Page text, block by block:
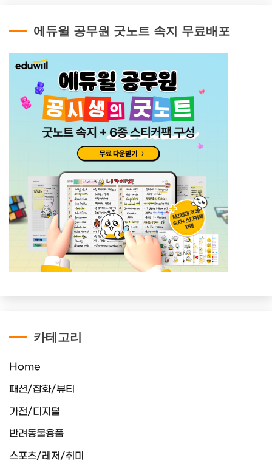
에듀윌 공무원 굿노트 속지 무료배포
카테고리
Home
패션/잡화/뷰티
가전/디지털
반려동물용품
스포츠/레저/취미